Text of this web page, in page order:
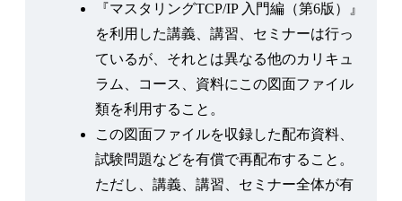
『マスタリングTCP/IP 入門編（第6版）』
を利用した講義、講習、セミナーは行っ
ているが、それとは異なる他のカリキュ
ラム、コース、資料にこの図面ファイル
類を利用すること。
この図面ファイルを収録した配布資料、
試験問題などを有償で再配布すること。
ただし、講義、講習、セミナー全体が有